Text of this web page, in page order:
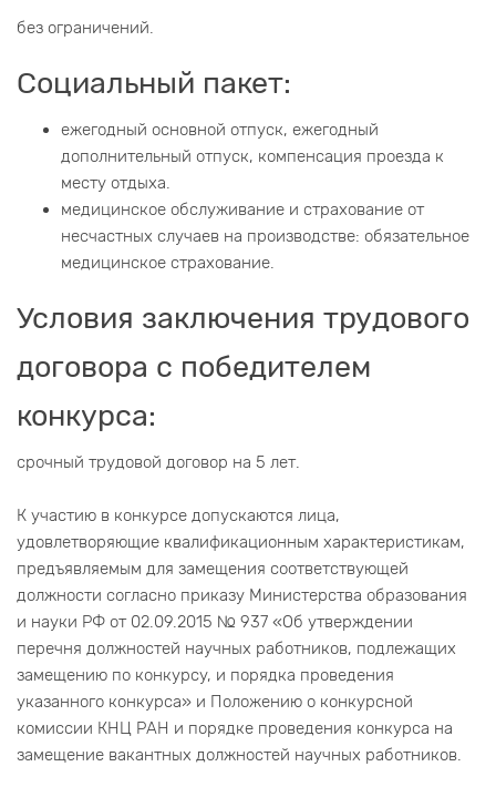
без ограничений.
Социальный пакет:
ежегодный основной отпуск, ежегодный
дополнительный отпуск, компенсация проезда к
месту отдыха.
медицинское обслуживание и страхование от
несчастных случаев на производстве: обязательное
медицинское страхование.
Условия заключения трудового
договора с победителем
конкурса:
срочный трудовой договор на 5 лет.
К участию в конкурсе допускаются лица,
удовлетворяющие квалификационным характеристикам,
предъявляемым для замещения соответствующей
должности согласно приказу Министерства образования
и науки РФ от 02.09.2015 № 937 «Об утверждении
перечня должностей научных работников, подлежащих
замещению по конкурсу, и порядка проведения
указанного конкурса» и Положению о конкурсной
комиссии КНЦ РАН и порядке проведения конкурса на
замещение вакантных должностей научных работников.